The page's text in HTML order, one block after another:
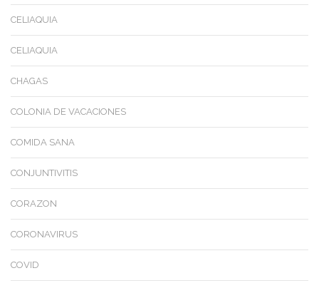
CELIAQUIA
CELIAQUIA
CHAGAS
COLONIA DE VACACIONES
COMIDA SANA
CONJUNTIVITIS
CORAZON
CORONAVIRUS
COVID